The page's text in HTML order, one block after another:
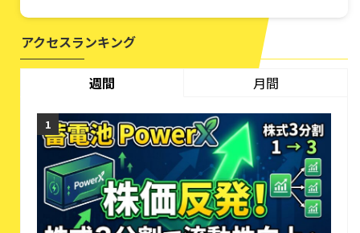
アクセスランキング
週間 月間